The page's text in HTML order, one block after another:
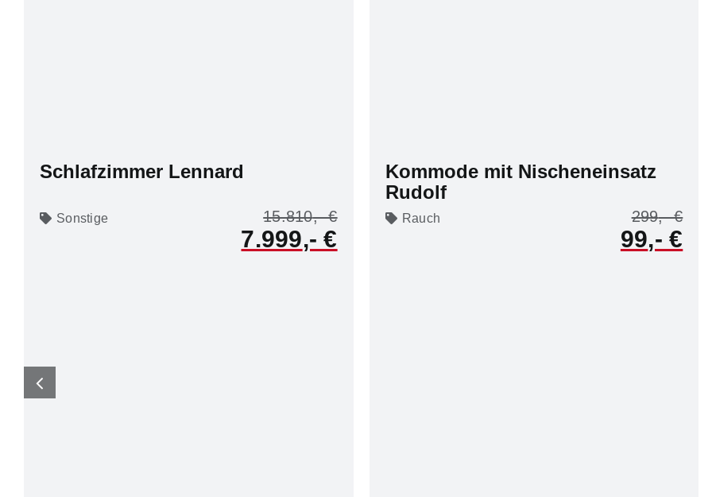
Schlafzimmer Lennard
Sonstige 15.810
7.999
Kommode mit Nischeneinsatz
Rudolf
Rauch 299
99